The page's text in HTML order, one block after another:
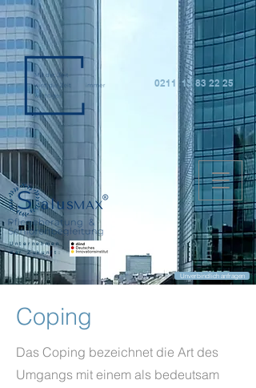
0211 15 83 22 25
Unternehmen
der Zukunft:
Unverbindlich anfragen
Coping
Das Coping bezeichnet die Art des
Umgangs mit einem als bedeutsam